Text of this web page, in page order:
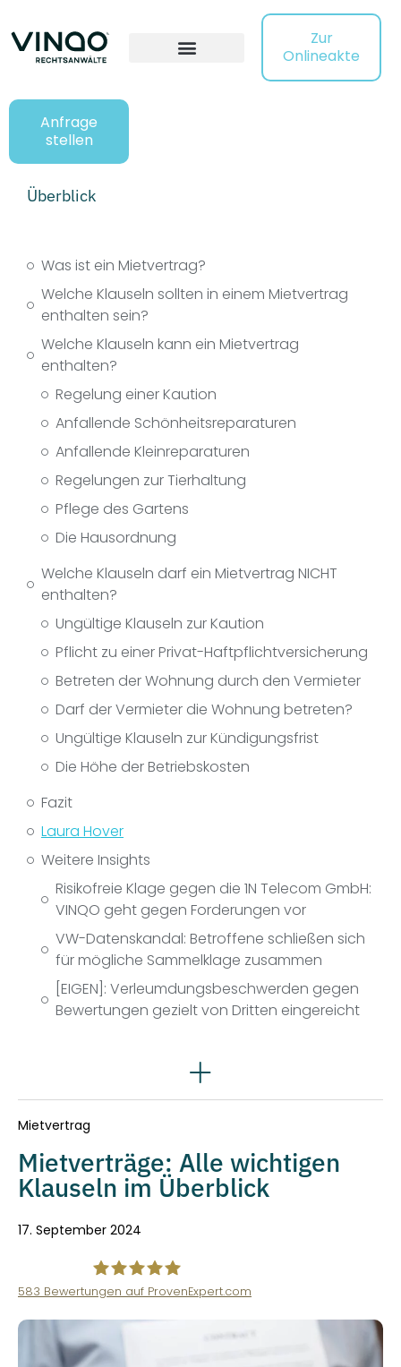
Zur
Onlineakte
Anfrage
stellen
Überblick
Was ist ein Mietvertrag?
Welche Klauseln sollten in einem Mietvertrag
enthalten sein?
Welche Klauseln kann ein Mietvertrag
enthalten?
Regelung einer Kaution
Anfallende Schönheitsreparaturen
Anfallende Kleinreparaturen
Regelungen zur Tierhaltung
Pflege des Gartens
Die Hausordnung
Welche Klauseln darf ein Mietvertrag NICHT
enthalten?
Ungültige Klauseln zur Kaution
Pflicht zu einer Privat-Haftpflichtversicherung
Betreten der Wohnung durch den Vermieter
Darf der Vermieter die Wohnung betreten?
Ungültige Klauseln zur Kündigungsfrist
Die Höhe der Betriebskosten
Fazit
Laura Hover
Weitere Insights
Risikofreie Klage gegen die 1N Telecom GmbH:
VINQO geht gegen Forderungen vor
VW-Datenskandal: Betroffene schließen sich
für mögliche Sammelklage zusammen
[EIGEN]: Verleumdungsbeschwerden gegen
Bewertungen gezielt von Dritten eingereicht
Mietvertrag
Mietverträge: Alle wichtigen
Klauseln im Überblick
17. September 2024
VINQO
583 Bewertungen auf ProvenExpert.com